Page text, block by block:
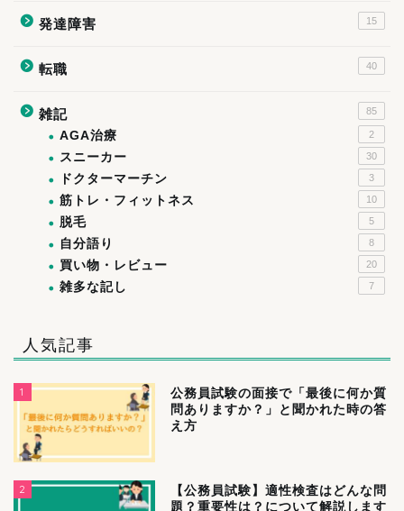
発達障害 15
転職 40
雑記 85
AGA治療 2
スニーカー 30
ドクターマーチン 3
筋トレ・フィットネス 10
脱毛 5
自分語り 8
買い物・レビュー 20
雑多な記し 7
人気記事
1
公務員試験の面接で「最後に何か質
問ありますか？」と聞かれた時の答
え方
2
【公務員試験】適性検査はどんな問
題？重要性は？について解説します